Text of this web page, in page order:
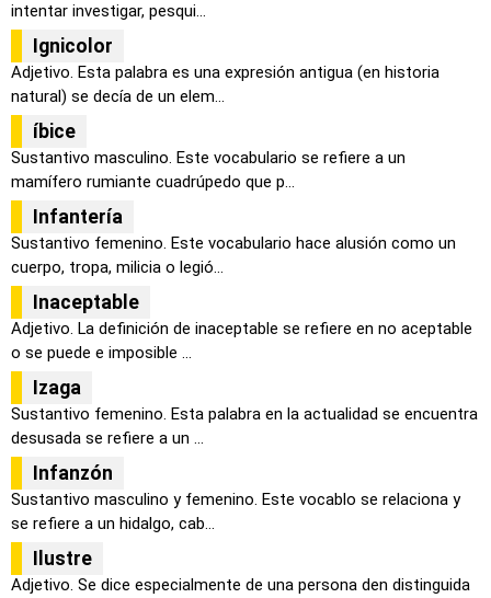
intentar investigar, pesqui...
Ignicolor
Adjetivo. Esta palabra es una expresión antigua (en historia
natural) se decía de un elem...
íbice
Sustantivo masculino. Este vocabulario se refiere a un
mamífero rumiante cuadrúpedo que p...
Infantería
Sustantivo femenino. Este vocabulario hace alusión como un
cuerpo, tropa, milicia o legió...
Inaceptable
Adjetivo. La definición de inaceptable se refiere en no aceptable
o se puede e imposible ...
Izaga
Sustantivo femenino. Esta palabra en la actualidad se encuentra
desusada se refiere a un ...
Infanzón
Sustantivo masculino y femenino. Este vocablo se relaciona y
se refiere a un hidalgo, cab...
Ilustre
Adjetivo. Se dice especialmente de una persona den distinguida